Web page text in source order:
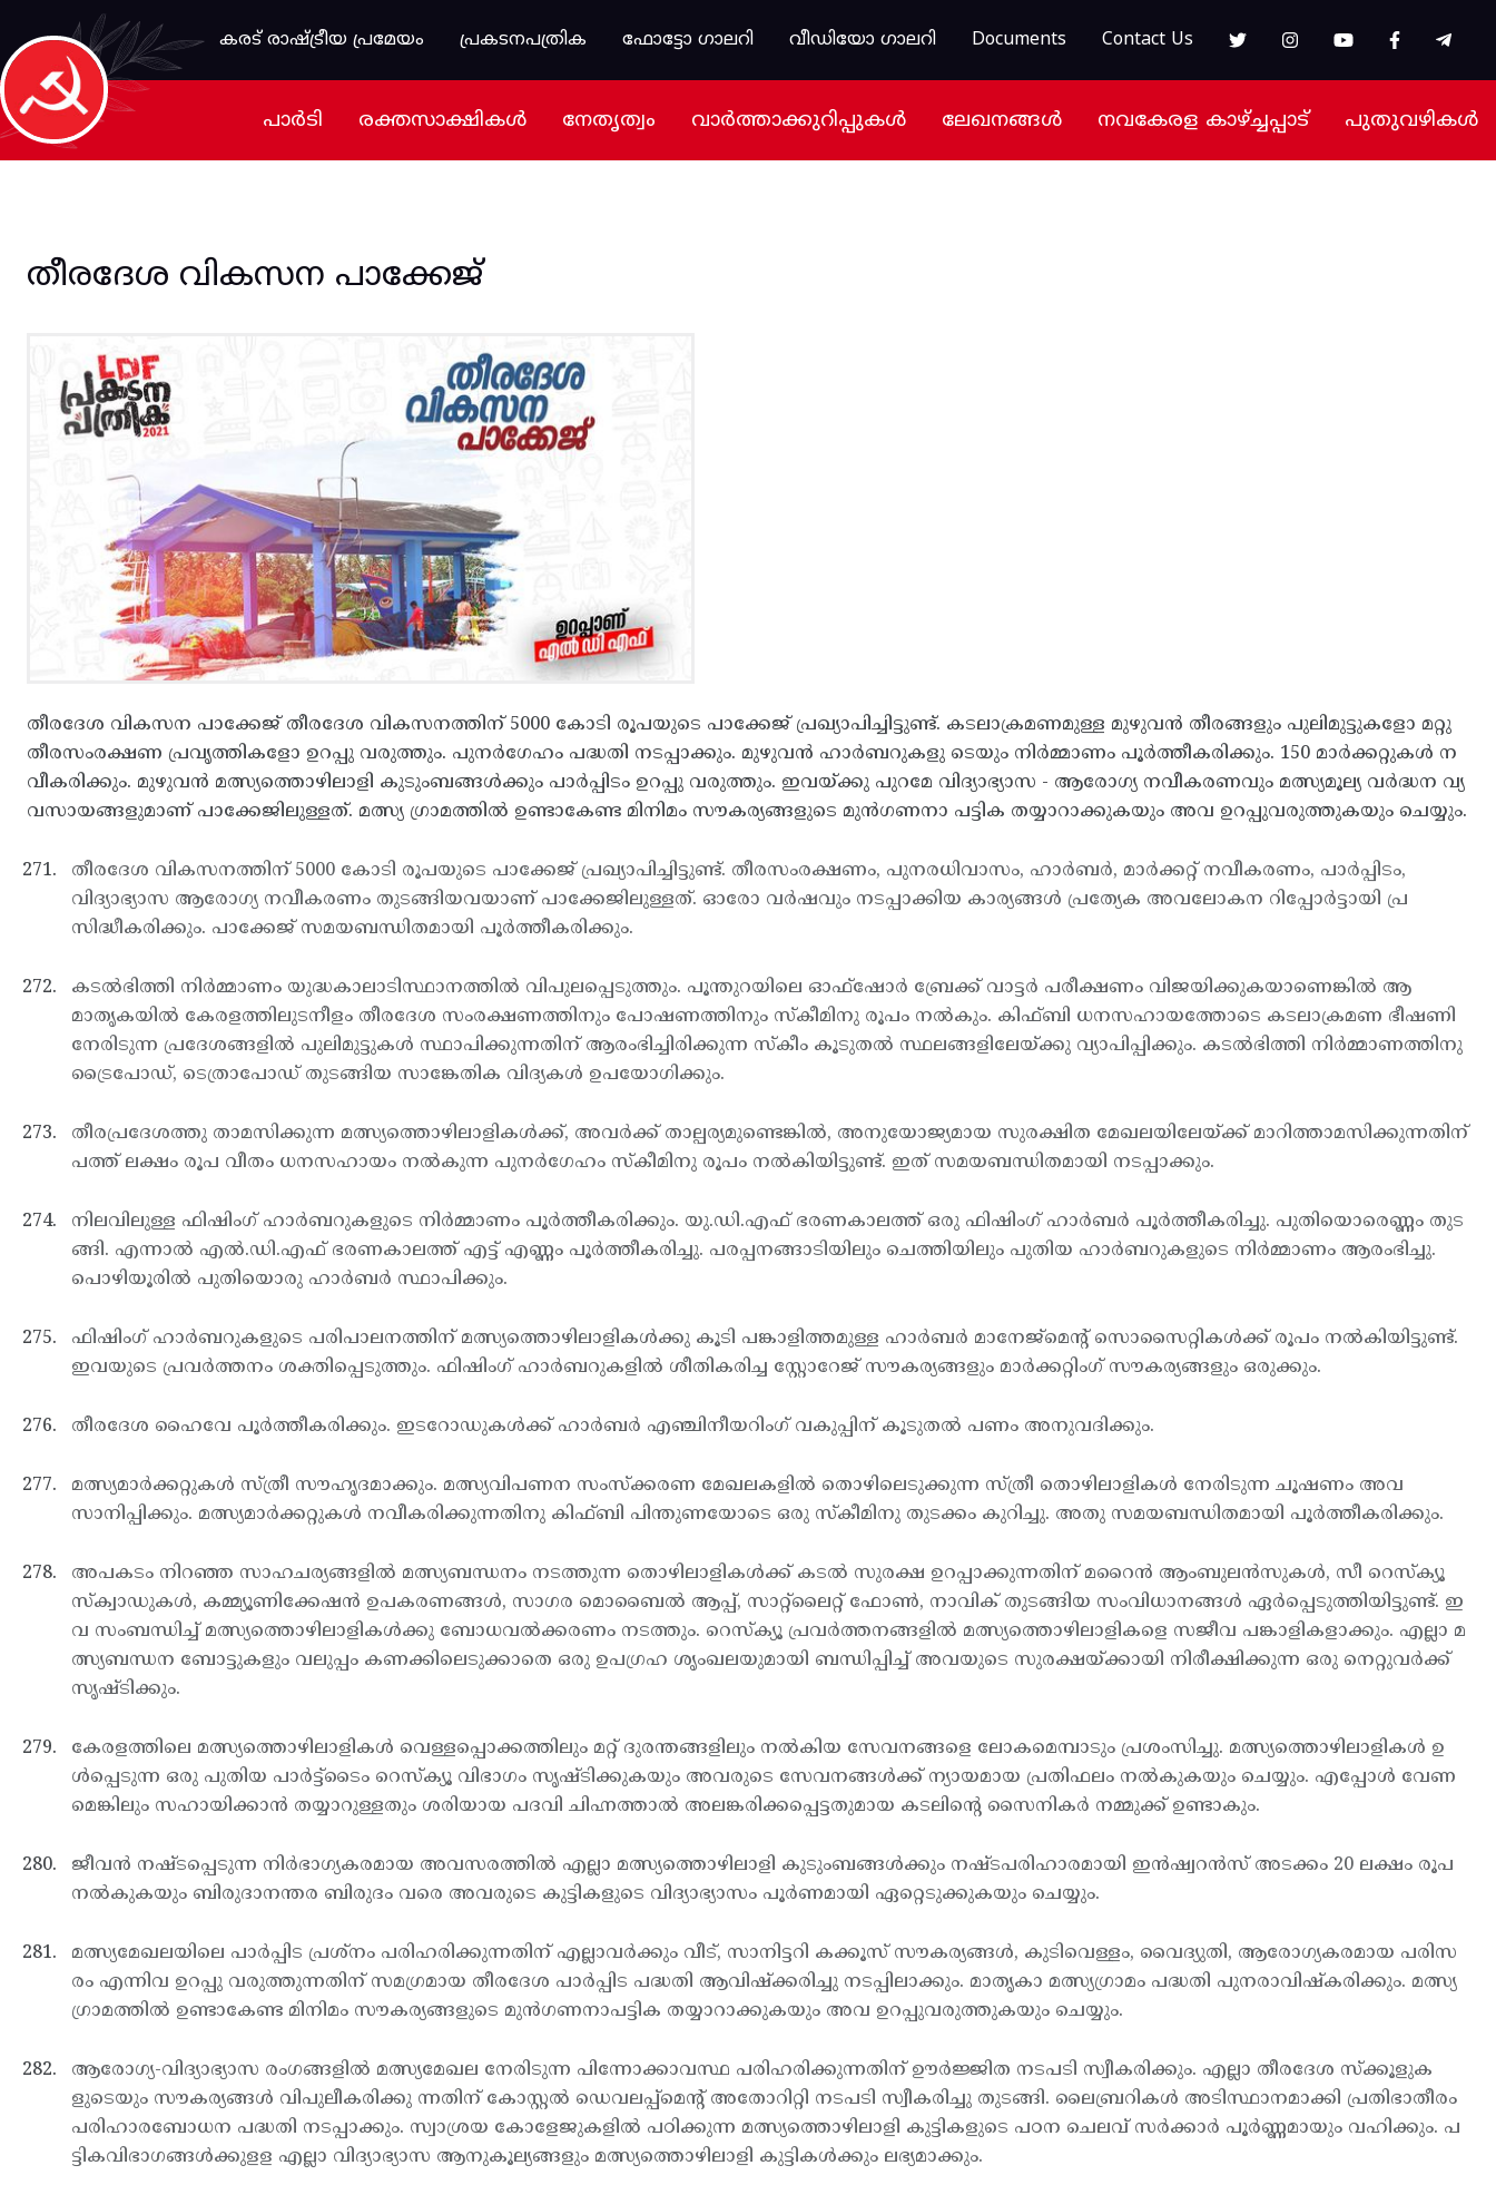
Skip to main content
കരട് രാഷ്ട്രീയ പ്രമേയം
പ്രകടനപത്രിക ഫോട്ടോ ഗാലറി വീഡിയോ ഗാലറി Documents Contact Us
പാർടി രക്തസാക്ഷികൾ നേതൃത്വം വാർത്താക്കുറിപ്പുകൾ ലേഖനങ്ങൾ നവകേരള കാഴ്ച്ചപ്പാട് പുതുവഴികൾ
തീരദേശ വികസന പാക്കേജ്
തീരദേശ വികസന പാക്കേജ് തീരദേശ വികസനത്തിന് 5000 കോടി രൂപയുടെ പാക്കേജ് പ്രഖ്യാപിച്ചിട്ടുണ്ട്. കടലാക്രമണമുള്ള മുഴുവന്‍ തീരങ്ങളും പുലിമുട്ടുകളോ മറ്റു
തീരസംരക്ഷണ പ്രവൃത്തികളോ ഉറപ്പു വരുത്തും. പുനര്‍ഗേഹം പദ്ധതി നടപ്പാക്കും. മുഴുവന്‍ ഹാര്‍ബറുകളു ടെയും നിര്‍മ്മാണം പൂര്‍ത്തീകരിക്കും. 150 മാര്‍ക്കറ്റുകള്‍ ന
വീകരിക്കും. മുഴുവന്‍ മത്സ്യത്തൊഴിലാളി കുടുംബങ്ങള്‍ക്കും പാര്‍പ്പിടം ഉറപ്പു വരുത്തും. ഇവയ്ക്കു പുറമേ വിദ്യാഭ്യാസ - ആരോഗ്യ നവീകരണവും മത്സ്യമൂല്യ വര്‍ദ്ധന വ്യ
വസായങ്ങളുമാണ് പാക്കേജിലുള്ളത്. മത്സ്യ ഗ്രാമത്തില്‍ ഉണ്ടാകേണ്ട മിനിമം സൗകര്യങ്ങളുടെ മുന്‍ഗണനാ പട്ടിക തയ്യാറാക്കുകയും അവ ഉറപ്പുവരുത്തുകയും ചെയ്യും.
തീരദേശ വികസനത്തിന് 5000 കോടി രൂപയുടെ പാക്കേജ് പ്രഖ്യാപിച്ചിട്ടുണ്ട്. തീരസംരക്ഷണം, പുനരധിവാസം, ഹാര്‍ബര്‍, മാര്‍ക്കറ്റ് നവീകരണം, പാര്‍പ്പിടം,
വിദ്യാഭ്യാസ ആരോഗ്യ നവീകരണം തുടങ്ങിയവയാണ് പാക്കേജിലുള്ളത്. ഓരോ വര്‍ഷവും നടപ്പാക്കിയ കാര്യങ്ങള്‍ പ്രത്യേക അവലോകന റിപ്പോര്‍ട്ടായി പ്ര
സിദ്ധീകരിക്കും. പാക്കേജ് സമയബന്ധിതമായി പൂര്‍ത്തീകരിക്കും.
കടല്‍ഭിത്തി നിര്‍മ്മാണം യുദ്ധകാലാടിസ്ഥാനത്തില്‍ വിപുലപ്പെടുത്തും. പൂന്തുറയിലെ ഓഫ്ഷോര്‍ ബ്രേക്ക് വാട്ടര്‍ പരീക്ഷണം വിജയിക്കുകയാണെങ്കില്‍ ആ
മാതൃകയില്‍ കേരളത്തിലുടനീളം തീരദേശ സംരക്ഷണത്തിനും പോഷണത്തിനും സ്കീമിനു രൂപം നല്‍കും. കിഫ്ബി ധനസഹായത്തോടെ കടലാക്രമണ ഭീഷണി
നേരിടുന്ന പ്രദേശങ്ങളില്‍ പുലിമുട്ടുകള്‍ സ്ഥാപിക്കുന്നതിന് ആരംഭിച്ചിരിക്കുന്ന സ്കീം കൂടുതല്‍ സ്ഥലങ്ങളിലേയ്ക്കു വ്യാപിപ്പിക്കും. കടല്‍ഭിത്തി നിര്‍മ്മാണത്തിനു
ട്രൈപോഡ്, ടെത്രാപോഡ് തുടങ്ങിയ സാങ്കേതിക വിദ്യകള്‍ ഉപയോഗിക്കും.
തീരപ്രദേശത്തു താമസിക്കുന്ന മത്സ്യത്തൊഴിലാളികള്‍ക്ക്, അവര്‍ക്ക് താല്പര്യമുണ്ടെങ്കില്‍, അനുയോജ്യമായ സുരക്ഷിത മേഖലയിലേയ്ക്ക് മാറിത്താമസിക്കുന്നതിന്
പത്ത് ലക്ഷം രൂപ വീതം ധനസഹായം നല്‍കുന്ന പുനര്‍ഗേഹം സ്കീമിനു രൂപം നല്‍കിയിട്ടുണ്ട്. ഇത് സമയബന്ധിതമായി നടപ്പാക്കും.
നിലവിലുള്ള ഫിഷിംഗ് ഹാര്‍ബറുകളുടെ നിര്‍മ്മാണം പൂര്‍ത്തീകരിക്കും. യു.ഡി.എഫ് ഭരണകാലത്ത് ഒരു ഫിഷിംഗ് ഹാര്‍ബര്‍ പൂര്‍ത്തീകരിച്ചു. പുതിയൊരെണ്ണം തുട
ങ്ങി. എന്നാല്‍ എല്‍.ഡി.എഫ് ഭരണകാലത്ത് എട്ട് എണ്ണം പൂര്‍ത്തീകരിച്ചു. പരപ്പനങ്ങാടിയിലും ചെത്തിയിലും പുതിയ ഹാര്‍ബറുകളുടെ നിര്‍മ്മാണം ആരംഭിച്ചു.
പൊഴിയൂരില്‍ പുതിയൊരു ഹാര്‍ബര്‍ സ്ഥാപിക്കും.
ഫിഷിംഗ് ഹാര്‍ബറുകളുടെ പരിപാലനത്തിന് മത്സ്യത്തൊഴിലാളികള്‍ക്കു കൂടി പങ്കാളിത്തമുള്ള ഹാര്‍ബര്‍ മാനേജ്മെന്റ് സൊസൈറ്റികള്‍ക്ക് രൂപം നല്‍കിയിട്ടുണ്ട്.
ഇവയുടെ പ്രവര്‍ത്തനം ശക്തിപ്പെടുത്തും. ഫിഷിംഗ് ഹാര്‍ബറുകളില്‍ ശീതികരിച്ച സ്റ്റോറേജ് സൗകര്യങ്ങളും മാര്‍ക്കറ്റിംഗ് സൗകര്യങ്ങളും ഒരുക്കും.
തീരദേശ ഹൈവേ പൂര്‍ത്തീകരിക്കും. ഇടറോഡുകള്‍ക്ക് ഹാര്‍ബര്‍ എഞ്ചിനീയറിംഗ് വകുപ്പിന് കൂടുതല്‍ പണം അനുവദിക്കും.
മത്സ്യമാര്‍ക്കറ്റുകള്‍ സ്ത്രീ സൗഹൃദമാക്കും. മത്സ്യവിപണന സംസ്ക്കരണ മേഖലകളില്‍ തൊഴിലെടുക്കുന്ന സ്ത്രീ തൊഴിലാളികള്‍ നേരിടുന്ന ചൂഷണം അവ
സാനിപ്പിക്കും. മത്സ്യമാര്‍ക്കറ്റുകള്‍ നവീകരിക്കുന്നതിനു കിഫ്ബി പിന്തുണയോടെ ഒരു സ്കീമിനു തുടക്കം കുറിച്ചു. അതു സമയബന്ധിതമായി പൂര്‍ത്തീകരിക്കും.
അപകടം നിറഞ്ഞ സാഹചര്യങ്ങളില്‍ മത്സ്യബന്ധനം നടത്തുന്ന തൊഴിലാളികള്‍ക്ക് കടല്‍ സുരക്ഷ ഉറപ്പാക്കുന്നതിന് മറൈന്‍ ആംബുലന്‍സുകള്‍, സീ റെസ്ക്യൂ
സ്ക്വാഡുകള്‍, കമ്മ്യൂണിക്കേഷന്‍ ഉപകരണങ്ങള്‍, സാഗര മൊബൈല്‍ ആപ്പ്, സാറ്റ്ലൈറ്റ് ഫോണ്‍, നാവിക് തുടങ്ങിയ സംവിധാനങ്ങള്‍ ഏര്‍പ്പെടുത്തിയിട്ടുണ്ട്. ഇ
വ സംബന്ധിച്ച് മത്സ്യത്തൊഴിലാളികള്‍ക്കു ബോധവല്‍ക്കരണം നടത്തും. റെസ്ക്യൂ പ്രവര്‍ത്തനങ്ങളില്‍ മത്സ്യത്തൊഴിലാളികളെ സജീവ പങ്കാളികളാക്കും. എല്ലാ മ
ത്സ്യബന്ധന ബോട്ടുകളും വലുപ്പം കണക്കിലെടുക്കാതെ ഒരു ഉപഗ്രഹ ശൃംഖലയുമായി ബന്ധിപ്പിച്ച് അവയുടെ സുരക്ഷയ്ക്കായി നിരീക്ഷിക്കുന്ന ഒരു നെറ്റുവര്‍ക്ക്
സൃഷ്ടിക്കും.
കേരളത്തിലെ മത്സ്യത്തൊഴിലാളികള്‍ വെള്ളപ്പൊക്കത്തിലും മറ്റ് ദുരന്തങ്ങളിലും നല്‍കിയ സേവനങ്ങളെ ലോകമെമ്പാടും പ്രശംസിച്ചു. മത്സ്യത്തൊഴിലാളികള്‍ ഉ
ള്‍പ്പെടുന്ന ഒരു പുതിയ പാര്‍ട്ട്ടൈം റെസ്ക്യൂ വിഭാഗം സൃഷ്ടിക്കുകയും അവരുടെ സേവനങ്ങള്‍ക്ക് ന്യായമായ പ്രതിഫലം നല്‍കുകയും ചെയ്യും. എപ്പോള്‍ വേണ
മെങ്കിലും സഹായിക്കാന്‍ തയ്യാറുള്ളതും ശരിയായ പദവി ചിഹ്നത്താല്‍ അലങ്കരിക്കപ്പെട്ടതുമായ കടലിന്റെ സൈനികര്‍ നമ്മുക്ക് ഉണ്ടാകും.
ജീവന്‍ നഷ്ടപ്പെടുന്ന നിര്‍ഭാഗ്യകരമായ അവസരത്തില്‍ എല്ലാ മത്സ്യത്തൊഴിലാളി കുടുംബങ്ങള്‍ക്കും നഷ്ടപരിഹാരമായി ഇന്‍ഷ്വറന്‍സ് അടക്കം 20 ലക്ഷം രൂപ
നല്‍കുകയും ബിരുദാനന്തര ബിരുദം വരെ അവരുടെ കുട്ടികളുടെ വിദ്യാഭ്യാസം പൂര്‍ണമായി ഏറ്റെടുക്കുകയും ചെയ്യും.
മത്സ്യമേഖലയിലെ പാര്‍പ്പിട പ്രശ്നം പരിഹരിക്കുന്നതിന് എല്ലാവര്‍ക്കും വീട്, സാനിട്ടറി കക്കൂസ് സൗകര്യങ്ങള്‍, കുടിവെള്ളം, വൈദ്യുതി, ആരോഗ്യകരമായ പരിസ
രം എന്നിവ ഉറപ്പു വരുത്തുന്നതിന് സമഗ്രമായ തീരദേശ പാര്‍പ്പിട പദ്ധതി ആവിഷ്ക്കരിച്ചു നടപ്പിലാക്കും. മാതൃകാ മത്സ്യഗ്രാമം പദ്ധതി പുനരാവിഷ്കരിക്കും. മത്സ്യ
ഗ്രാമത്തില്‍ ഉണ്ടാകേണ്ട മിനിമം സൗകര്യങ്ങളുടെ മുന്‍ഗണനാപട്ടിക തയ്യാറാക്കുകയും അവ ഉറപ്പുവരുത്തുകയും ചെയ്യും.
ആരോഗ്യ-വിദ്യാഭ്യാസ രംഗങ്ങളില്‍ മത്സ്യമേഖല നേരിടുന്ന പിന്നോക്കാവസ്ഥ പരിഹരിക്കുന്നതിന് ഊര്‍ജ്ജിത നടപടി സ്വീകരിക്കും. എല്ലാ തീരദേശ സ്ക്കൂളുക
ളുടെയും സൗകര്യങ്ങള്‍ വിപുലീകരിക്കു ന്നതിന് കോസ്റ്റല്‍ ഡെവലപ്പ്മെന്റ് അതോറിറ്റി നടപടി സ്വീകരിച്ചു തുടങ്ങി. ലൈബ്രറികള്‍ അടിസ്ഥാനമാക്കി പ്രതിഭാതീരം
പരിഹാരബോധന പദ്ധതി നടപ്പാക്കും. സ്വാശ്രയ കോളേജുകളില്‍ പഠിക്കുന്ന മത്സ്യത്തൊഴിലാളി കുട്ടികളുടെ പഠന ചെലവ് സര്‍ക്കാര്‍ പൂര്‍ണ്ണമായും വഹിക്കും. പ
ട്ടികവിഭാഗങ്ങള്‍ക്കുളള എല്ലാ വിദ്യാഭ്യാസ ആനുകൂല്യങ്ങളും മത്സ്യത്തൊഴിലാളി കുട്ടികള്‍ക്കും ലഭ്യമാക്കും.